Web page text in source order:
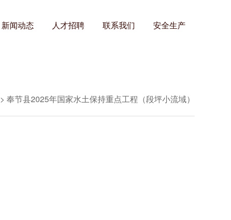
新闻动态 人才招聘 联系我们 安全生产
> 奉节县2025年国家水土保持重点工程（段坪小流域）